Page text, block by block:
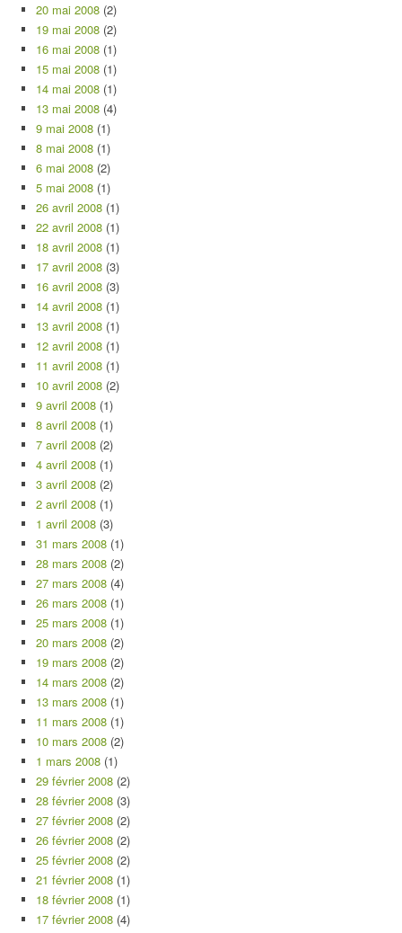
20 mai 2008 (2)
19 mai 2008 (2)
16 mai 2008 (1)
15 mai 2008 (1)
14 mai 2008 (1)
13 mai 2008 (4)
9 mai 2008 (1)
8 mai 2008 (1)
6 mai 2008 (2)
5 mai 2008 (1)
26 avril 2008 (1)
22 avril 2008 (1)
18 avril 2008 (1)
17 avril 2008 (3)
16 avril 2008 (3)
14 avril 2008 (1)
13 avril 2008 (1)
12 avril 2008 (1)
11 avril 2008 (1)
10 avril 2008 (2)
9 avril 2008 (1)
8 avril 2008 (1)
7 avril 2008 (2)
4 avril 2008 (1)
3 avril 2008 (2)
2 avril 2008 (1)
1 avril 2008 (3)
31 mars 2008 (1)
28 mars 2008 (2)
27 mars 2008 (4)
26 mars 2008 (1)
25 mars 2008 (1)
20 mars 2008 (2)
19 mars 2008 (2)
14 mars 2008 (2)
13 mars 2008 (1)
11 mars 2008 (1)
10 mars 2008 (2)
1 mars 2008 (1)
29 février 2008 (2)
28 février 2008 (3)
27 février 2008 (2)
26 février 2008 (2)
25 février 2008 (2)
21 février 2008 (1)
18 février 2008 (1)
17 février 2008 (4)